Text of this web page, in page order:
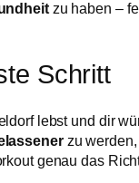
zu haben –
Schritt
lebst und dir
zu
genau das